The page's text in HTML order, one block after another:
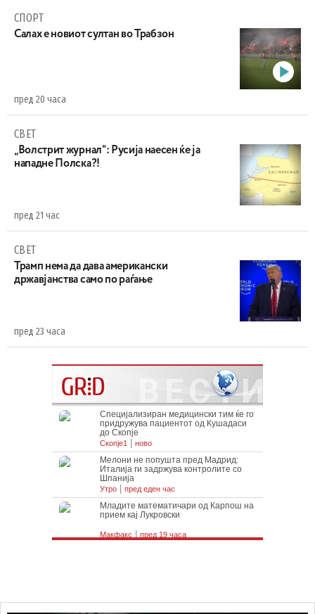
СПОРТ
Салах е новиот султан во Трабзон
пред 20 часа
СВЕТ
„Волстрит журнал“: Русија наесен ќе ја
нападне Полска?!
пред 21 час
СВЕТ
Трамп нема да дава американски
државјанства само по раѓање
пред 23 часа